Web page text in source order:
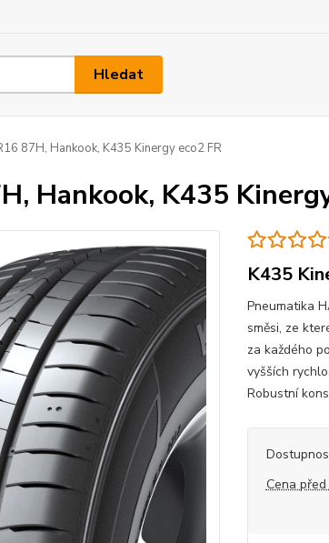
Hledat
87H, Hankook, K435 Kinergy eco2 FR
Hankook, K435
K435
Pneumatika
směsi, ze
za každého
vyšších
Robustní
Cena